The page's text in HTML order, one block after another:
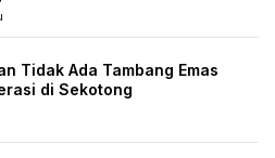
Tidak Ada Tambang Emas
di Sekotong